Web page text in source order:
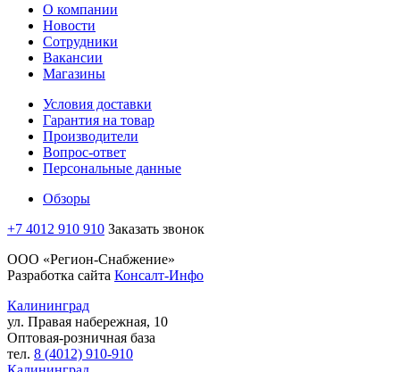
О компании
Новости
Сотрудники
Вакансии
Магазины
Условия доставки
Гарантия на товар
Производители
Вопрос-ответ
Персональные данные
Обзоры
+7 4012 910 910 Заказать звонок
ООО «Регион-Снабжение»
Разработка сайта Консалт-Инфо
Калининград
ул. Правая набережная, 10
Оптовая-розничная база
тел. 8 (4012) 910-910